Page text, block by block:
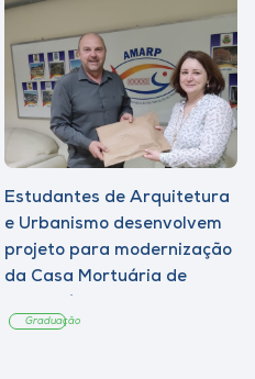
Estudantes de Arquitetura
e Urbanismo desenvolvem
projeto para modernização
da Casa Mortuária de
Graduação